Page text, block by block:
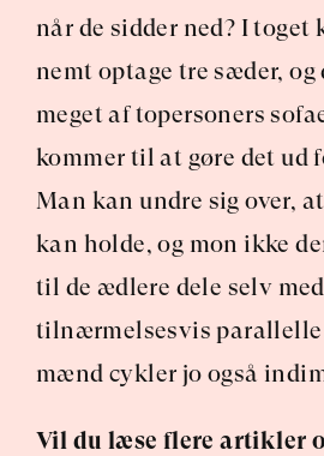
når de sidder ned? I toget
nemt optage tre sæder, og
meget af topersoners
kommer til at gøre det ud
Man kan undre sig over,
kan holde, og mon ikke
til de ædlere dele selv med
tilnærmelsesvis parallelle
mænd cykler jo også
Vil du læse flere artikler